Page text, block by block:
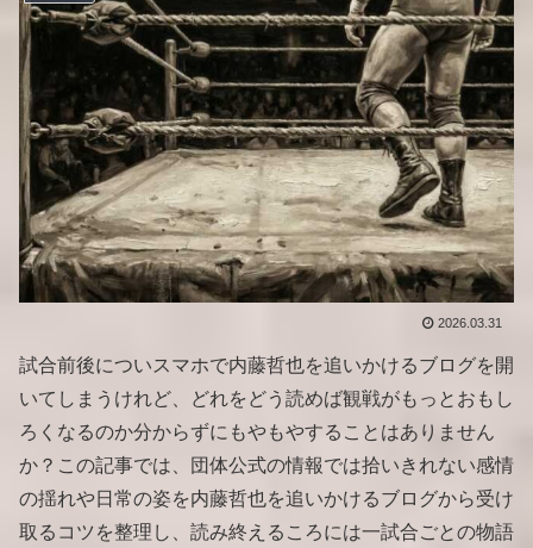
2026.03.31
試合前後についスマホで内藤哲也を追いかけるブログを開
いてしまうけれど、どれをどう読めば観戦がもっとおもし
ろくなるのか分からずにもやもやすることはありません
か？この記事では、団体公式の情報では拾いきれない感情
の揺れや日常の姿を内藤哲也を追いかけるブログから受け
取るコツを整理し、読み終えるころには一試合ごとの物語